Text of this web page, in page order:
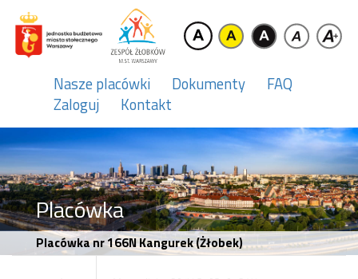
Nasze placówki Dokumenty
FAQ
Zaloguj
Kontakt
Placówka
Placówka nr 166N Kangurek (Żłobek)